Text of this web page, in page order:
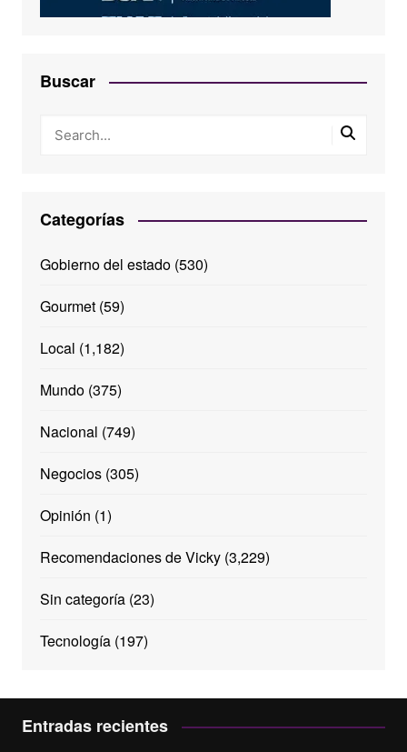
Buscar
Categorías
Gobierno del estado(530)
Gourmet(59)
Local (1,182)
Mundo(375)
Nacional (749)
Negocios(305)
Opinión (1)
Recomendaciones de Vicky(3,229)
Sin categoría(23)
Tecnología(197)
Entradas recientes